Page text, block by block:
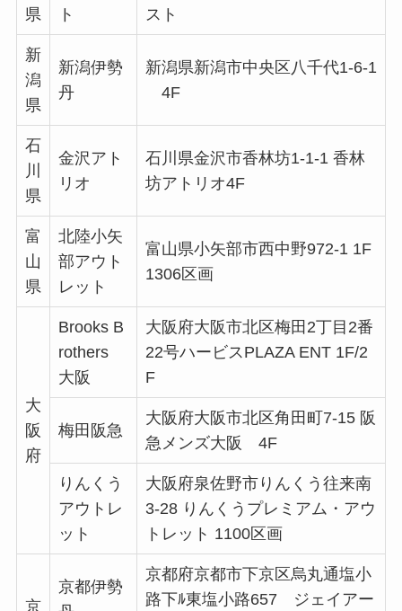
県
ト
スト
新
潟
県
新潟伊勢
丹
新潟県新潟市中央区八千代1-6-1
4F
石
川
県
金沢アト
リオ
石川県金沢市香林坊1-1-1 香林
坊アトリオ4F
富
山
県
北陸小矢
部アウト
レット
富山県小矢部市西中野972-1 1F
1306区画
大
阪
府
Brooks B
rothers
大阪
大阪府大阪市北区梅田2丁目2番
22号ハービスPLAZA ENT 1F/2
F
梅田阪急
大阪府大阪市北区角田町7-15 阪
急メンズ大阪 4F
りんくう
アウトレ
ット
大阪府泉佐野市りんくう往来南
3-28 りんくうプレミアム・アウ
トレット 1100区画
京
京都伊勢
京都府京都市下京区烏丸通塩小
路下ﾙ東塩小路657 ジェイアー